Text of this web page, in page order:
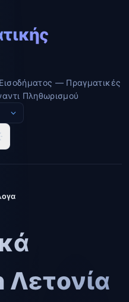
— Πραγματικές
Πληθωρισμού